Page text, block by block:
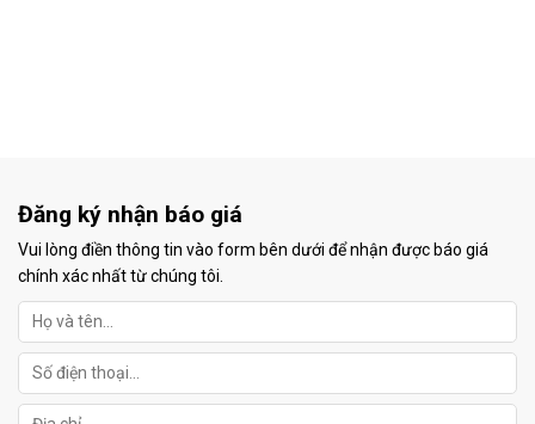
Đăng ký nhận báo giá
Vui lòng điền thông tin vào form bên dưới để nhận được báo giá
chính xác nhất từ chúng tôi.